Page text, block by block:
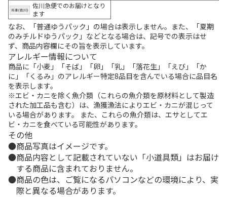
佐川急便でのお届けとなり
ます
なお、「普通ゆうパック」の場合は表示しません。また、「夏期
のみチルドゆうパック」などとなる場合は、記号での表示はせ
ず、商品内容欄にその旨を表示しています。
アレルギー情報について
商品に「小麦」「そば」「卵」「乳」「落花生」「えび」「か
に」「くるみ」のアレルギー特定8品目を含んでいる場合に品目名
を表示します。
※エビ・カニを除く魚介類（これらの魚介類を原材料として製造
された加工品も含む）は、漁獲漁法によりエビ・カニが混じって
いる場合があります。 また、これらの魚介類は、エサとしてエ
ビ・カニを食べている可能性があります。
その他
商品写真はイメージです。
商品内容として記載されていない「小道具類」はお届け
する商品に含まれておりません。
商品の色は、ご覧になるパソコンなどの環境により、実
際と異なる場合があります。